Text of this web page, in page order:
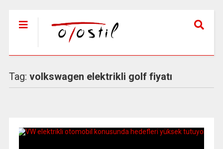
Tag: volkswagen elektrikli golf fiyatı